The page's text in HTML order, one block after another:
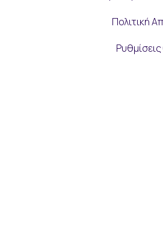
Πολιτική